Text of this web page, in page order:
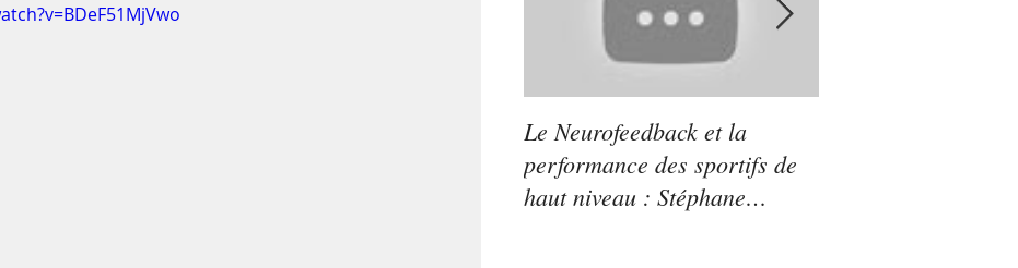
Le Neurofeedback et la
performance des sportifs de
haut niveau : Stéphane